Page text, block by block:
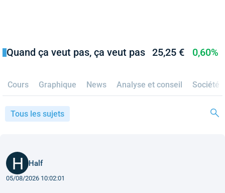
Quand ça veut pas, ça veut pas 25,25 € 0,60%
Cours Graphique News Analyse et conseil Société
Tous les sujets
Half
05/08/2026 10:02:01